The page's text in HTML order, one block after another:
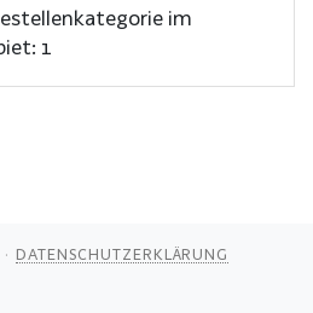
im
1
DATENSCHUTZERKLÄRUNG